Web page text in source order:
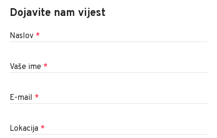
Dojavite nam vijest
Naslov *
Vaše ime *
E-mail *
Lokacija *